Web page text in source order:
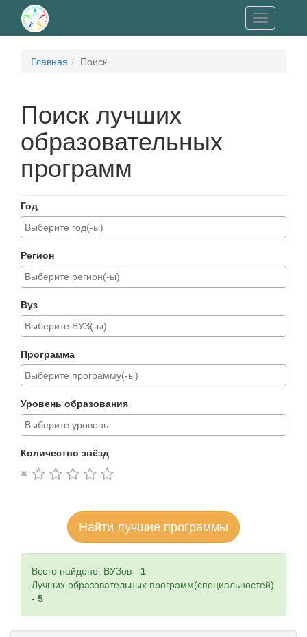
Toggle
navigation
Главная Поиск
Поиск лучших
образовательных
программ
Год
Регион
Вуз
Программа
Уровень образования
Количество звёзд
Найти лучшие программы
Всего найдено: ВУЗов - 1
Лучших образовательных программ(специальностей)
- 5